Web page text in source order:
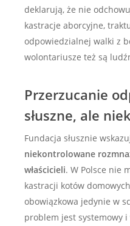
deklarują, że nie
kastracje aborcyjne,
odpowiedzialnej walki z
wolontariusze też są
Przerzucanie
słuszne, ale
Fundacja słusznie
niekontrolowane
właścicieli. W Polsce nie
kastracji kotów
obowiązkowa jedynie w
problem jest systemowy